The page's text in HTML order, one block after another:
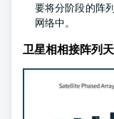
要将分阶段的阵
网络中。
卫星相相接阵列